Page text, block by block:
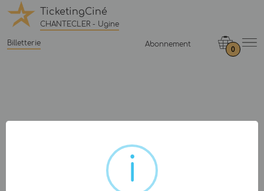
TicketingCiné
CHANTECLER - Ugine
Billetterie Abonnement
0